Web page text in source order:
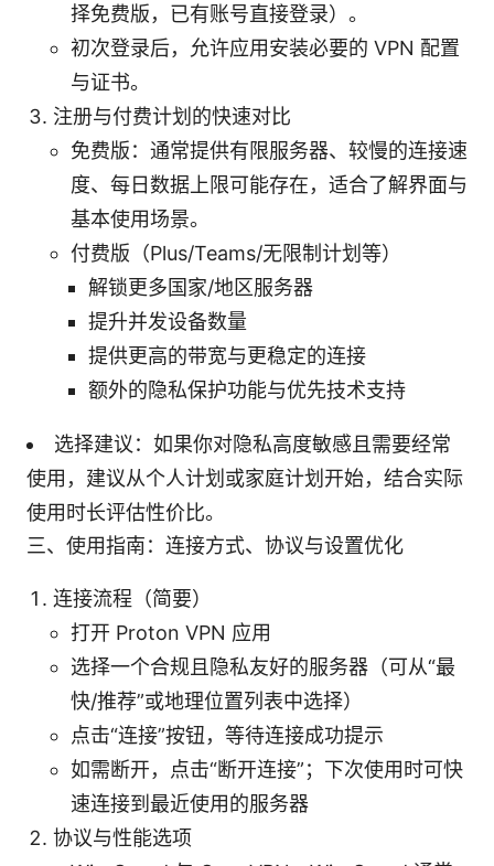
择免费版，已有账号直接登录）。
初次登录后，允许应用安装必要的 VPN 配置
与证书。
注册与付费计划的快速对比
免费版：通常提供有限服务器、较慢的连接速
度、每日数据上限可能存在，适合了解界面与
基本使用场景。
付费版（Plus/Teams/无限制计划等）
解锁更多国家/地区服务器
提升并发设备数量
提供更高的带宽与更稳定的连接
额外的隐私保护功能与优先技术支持
选择建议：如果你对隐私高度敏感且需要经常
使用，建议从个人计划或家庭计划开始，结合实际
使用时长评估性价比。
三、使用指南：连接方式、协议与设置优化
连接流程（简要）
打开 Proton VPN 应用
选择一个合规且隐私友好的服务器（可从“最
快/推荐”或地理位置列表中选择）
点击“连接”按钮，等待连接成功提示
如需断开，点击“断开连接”；下次使用时可快
速连接到最近使用的服务器
协议与性能选项